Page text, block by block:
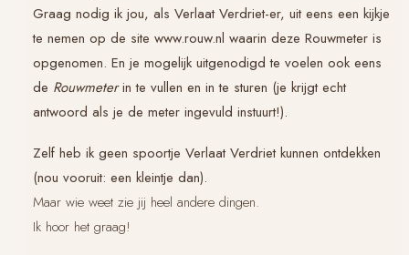
Graag nodig ik jou, als Verlaat Verdriet-er, uit eens een kijkje
te nemen op de site www.rouw.nl waarin deze Rouwmeter is
opgenomen. En je mogelijk uitgenodigd te voelen ook eens
de Rouwmeterin te vullen en in te sturen (je krijgt echt
antwoord als je de meter ingevuld instuurt!).
Zelf heb ik geen spoortje Verlaat Verdrietkunnen ontdekken
(nou vooruit: een kleintje dan).
Maar wie weet zie jij heel andere dingen.
Ik hoor het graag!